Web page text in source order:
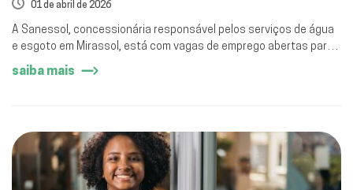
01 de abril de 2026
A Sanessol, concessionária responsável pelos serviços de água
e esgoto em Mirassol, está com vagas de emprego abertas para
atuação no município.
saiba mais